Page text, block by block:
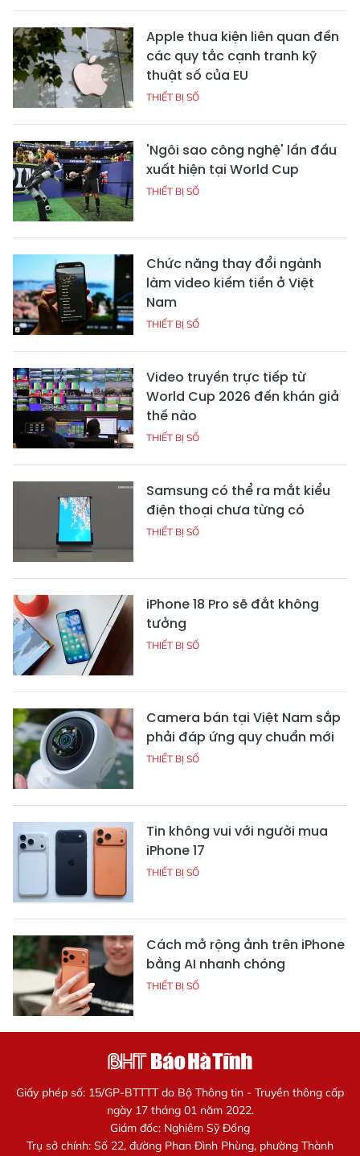
Apple thua kiện liên quan đến
các quy tắc cạnh tranh kỹ
thuật số của EU
THIẾT BỊ SỐ
'Ngôi sao công nghệ' lần đầu
xuất hiện tại World Cup
THIẾT BỊ SỐ
Chức năng thay đổi ngành
làm video kiếm tiền ở Việt
Nam
THIẾT BỊ SỐ
Video truyền trực tiếp từ
World Cup 2026 đến khán giả
thế nào
THIẾT BỊ SỐ
Samsung có thể ra mắt kiểu
điện thoại chưa từng có
THIẾT BỊ SỐ
iPhone 18 Pro sẽ đắt không
tưởng
THIẾT BỊ SỐ
Camera bán tại Việt Nam sắp
phải đáp ứng quy chuẩn mới
THIẾT BỊ SỐ
Tin không vui với người mua
iPhone 17
THIẾT BỊ SỐ
Cách mở rộng ảnh trên iPhone
bằng AI nhanh chóng
THIẾT BỊ SỐ
Giấy phép số: 15/GP-BTTTT do Bộ Thông tin - Truyền thông cấp
ngày 17 tháng 01 năm 2022.
Giám đốc: Nghiêm Sỹ Đống
Trụ sở chính: Số 22, đường Phan Đình Phùng, phường Thành